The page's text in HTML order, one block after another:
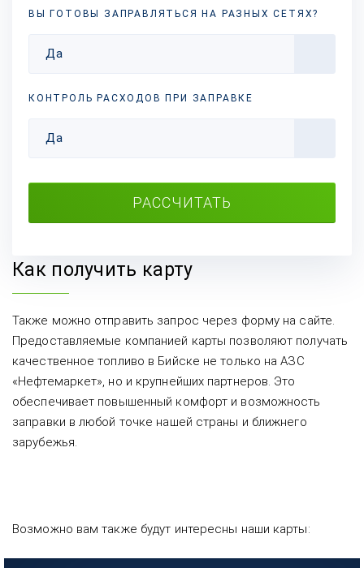
ВЫ ГОТОВЫ ЗАПРАВЛЯТЬСЯ НА РАЗНЫХСЕТЯХ?
Да
КОНТРОЛЬ РАСХОДОВ ПРИ ЗАПРАВКЕ
Да
РАССЧИТАТЬ
Как получить карту
Также можно отправить запрос через форму на сайте.
Предоставляемые компанией карты позволяют получать
качественное топливо в Бийске не только на АЗС
«Нефтемаркет», но и крупнейших партнеров. Это
обеспечивает повышенный комфорт и возможность
заправки в любой точке нашей страны и ближнего
зарубежья.
Возможно вам также будут интересны наши карты: